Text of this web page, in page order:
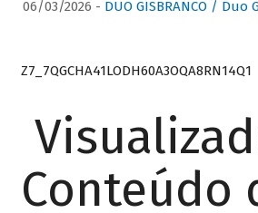
06/03/2026 - DUO GISBRANCO / Duo
Z7_7QGCHA41LODH60A3OQA8RN14Q1
Conteúdo